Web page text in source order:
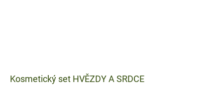
Kosmetický set HVĚZDY A SRDCE